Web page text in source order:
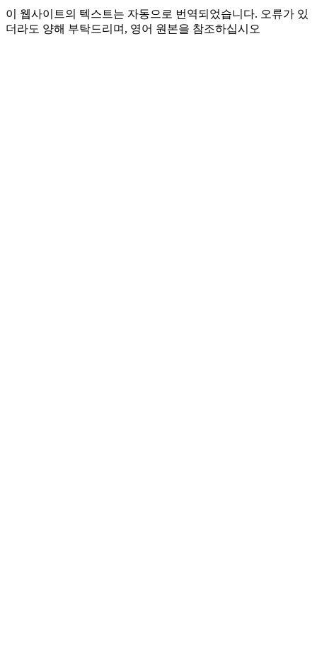
이 웹사이트의 텍스트는 자동으로 번역되었습니다. 오류가 있
더라도 양해 부탁드리며, 영어 원본을 참조하십시오